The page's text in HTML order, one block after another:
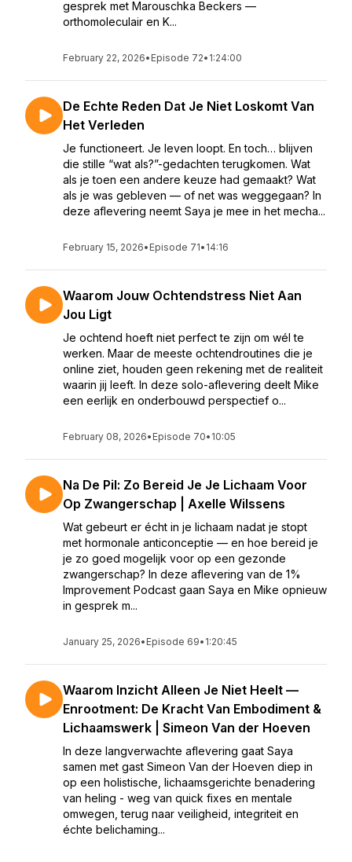
gesprek met Marouschka Beckers —
orthomoleculair en K...
February 22, 2026• Episode 72• 1:24:00
De Echte Reden Dat Je Niet Loskomt Van
Het Verleden
Je functioneert. Je leven loopt. En toch… blijven
die stille “wat als?”-gedachten terugkomen. Wat
als je toen een andere keuze had gemaakt? Wat
als je was gebleven — of net was weggegaan? In
deze aflevering neemt Saya je mee in het mecha...
February 15, 2026• Episode 71• 14:16
Waarom Jouw Ochtendstress Niet Aan
Jou Ligt
Je ochtend hoeft niet perfect te zijn om wél te
werken. Maar de meeste ochtendroutines die je
online ziet, houden geen rekening met de realiteit
waarin jij leeft. In deze solo-aflevering deelt Mike
een eerlijk en onderbouwd perspectief o...
February 08, 2026• Episode 70• 10:05
Na De Pil: Zo Bereid Je Je Lichaam Voor
Op Zwangerschap | Axelle Wilssens
Wat gebeurt er écht in je lichaam nadat je stopt
met hormonale anticonceptie — en hoe bereid je
je zo goed mogelijk voor op een gezonde
zwangerschap? In deze aflevering van de 1%
Improvement Podcast gaan Saya en Mike opnieuw
in gesprek m...
January 25, 2026• Episode 69• 1:20:45
Waarom Inzicht Alleen Je Niet Heelt —
Enrootment: De Kracht Van Embodiment &
Lichaamswerk | Simeon Van der Hoeven
In deze langverwachte aflevering gaat Saya
samen met gast Simeon Van der Hoeven diep in
op een holistische, lichaamsgerichte benadering
van heling - weg van quick fixes en mentale
omwegen, terug naar veiligheid, integriteit en
échte belichaming...